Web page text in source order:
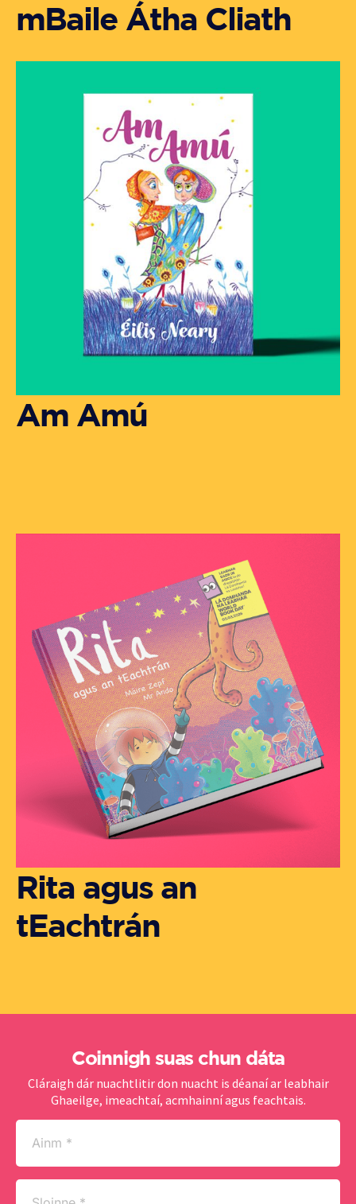
mBaile Átha Cliath
Am Amú
Rita agus an
tEachtrán
Coinnigh suas chun dáta
Cláraigh dár nuachtlitir don nuacht is déanaí ar leabhair
Ghaeilge, imeachtaí, acmhainní agus feachtais.
Ainm
(Required)
Sloinne
(Required)